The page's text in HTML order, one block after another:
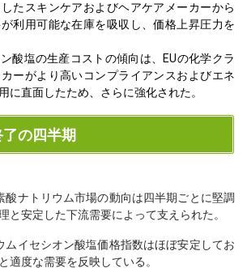
たスキンケアおよびヘアケアメーカーから
利用可能な在庫を吸収し、価格上昇圧力を
酸塩の生産コストの傾向は、EUの化学クラ
ーがより高いコンプライアンスおよびエネ
に直面したため、さらに強化された。
の四半期
酸ナトリウム市場の動向は四半期ごとに堅調
と安定した下流需要によって支えられた。
ムイセシオン酸塩価格指数はほぼ安定してお
適度な需要を反映している。